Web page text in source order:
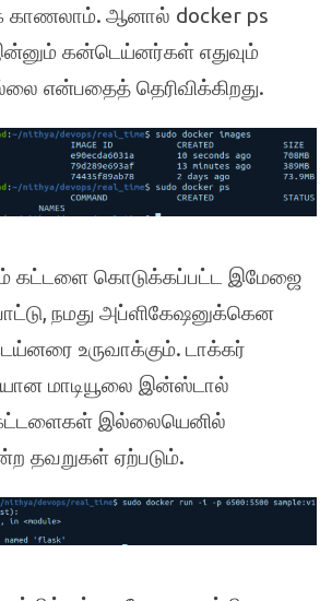
காணலாம். ஆனால் docker ps
கன்டெய்னர்கள் எதுவும்
என்பதைத் தெரிவிக்கிறது.
கட்டளை கொடுக்கப்பட்ட இமேஜை
, நமது அப்ளிகேஷனுக்கென
உருவாக்கும். டாக்கர்
மாடியூலை இன்ஸ்டால்
இல்லையெனில்
தவறுகள் ஏற்படும்.